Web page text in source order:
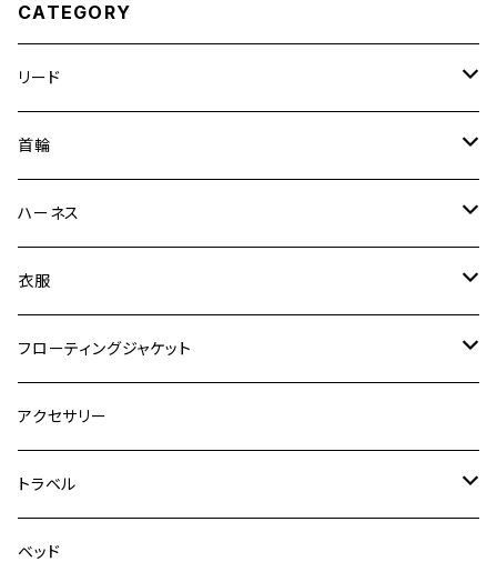
CATEGORY
リード
エッセンシャル
ゼロショック
ロードランナー
ヴァリオ
デニム＆コーデュロイ
その他
首輪
エッセンシャル
ネオカラー
ダブルロックカラー
デニム＆コーデュロイ
その他
ハーネス
エッセンシャル
ハーネス
クイックハーネス
メッシュフィットハーネス
デニム＆コーデュロイ
衣服
ラッシュガード
フローティングジャケット
DFDブースト
アクセサリー
トラベル
ドライブハーネス
ベッド